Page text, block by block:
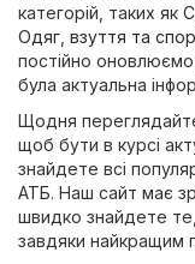
категорій, таких як
Одяг, взуття та
постійно
була актуальна
Щодня переглядайте
щоб бути в курсі
знайдете всі
АТБ. Наш сайт має
швидко знайдете
завдяки найкращим